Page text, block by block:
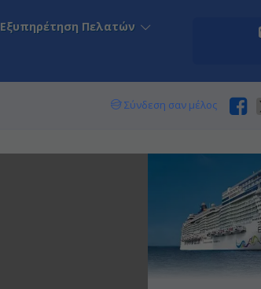
Εξυπηρέτηση Πελατών
Σύνδεση σαν μέλος